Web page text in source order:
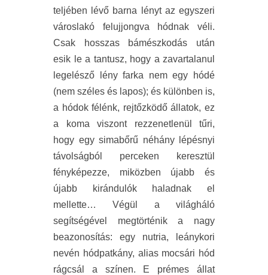
teljében lévő barna lényt az egyszeri
városlakó felujjongva hódnak véli.
Csak hosszas bámészkodás után
esik le a tantusz, hogy a zavartalanul
legelésző lény farka nem egy hódé
(nem széles és lapos); és különben is,
a hódok félénk, rejtőzködő állatok, ez
a koma viszont rezzenetlenül tűri,
hogy egy simabőrű néhány lépésnyi
távolságból perceken keresztül
fényképezze, miközben újabb és
újabb kirándulók haladnak el
mellette… Végül a világháló
segítségével megtörténik a nagy
beazonosítás: egy nutria, leánykori
nevén hódpatkány, alias mocsári hód
rágcsál a színen. E prémes állat